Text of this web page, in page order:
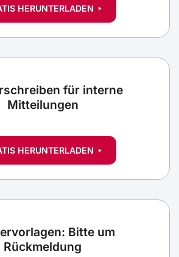
HERUNTERLADEN
für interne
Mitteilungen
HERUNTERLADEN
Bitte um
Rückmeldung